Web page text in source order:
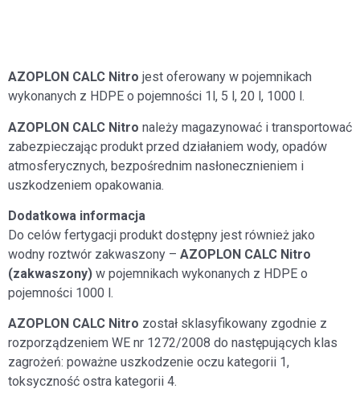
AZOPLON CALC Nitro jest oferowany w pojemnikach
wykonanych z HDPE o pojemności 1l, 5 l, 20 l, 1000 l.
AZOPLON CALC Nitro należy magazynować i transportować
zabezpieczając produkt przed działaniem wody, opadów
atmosferycznych, bezpośrednim nasłonecznieniem i
uszkodzeniem opakowania.
Dodatkowa informacja
Do celów fertygacji produkt dostępny jest również jako
wodny roztwór zakwaszony – AZOPLON CALC Nitro
(zakwaszony) w pojemnikach wykonanych z HDPE o
pojemności 1000 l.
AZOPLON CALC Nitro został sklasyfikowany zgodnie z
rozporządzeniem WE nr 1272/2008 do następujących klas
zagrożeń: poważne uszkodzenie oczu kategorii 1,
toksyczność ostra kategorii 4.